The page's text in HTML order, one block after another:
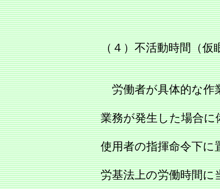
（４）不活動時間（仮
労働者が具体的な作
業務が発生した場合
使用者の指揮命令下
労基法上の労働時間